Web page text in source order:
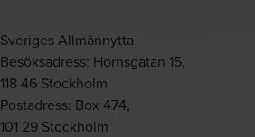
Sveriges Allmännytta
Besöksadress: Hornsgatan 15,
118 46 Stockholm
Postadress: Box 474,
101 29 Stockholm